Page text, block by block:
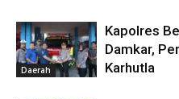
Daerah
Kapolres
Damkar,
Karhutla